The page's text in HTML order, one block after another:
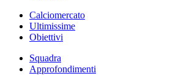
Calciomercato
Ultimissime
Obiettivi
Squadra
Approfondimenti